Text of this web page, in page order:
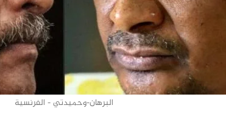
البرهان-وحميدتي - الفرنسية